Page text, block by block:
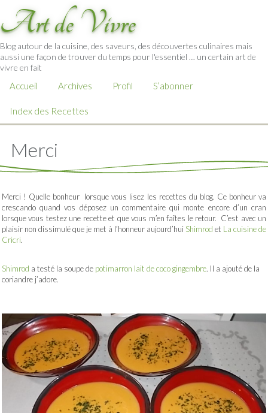
Art de Vivre
Blog autour de la cuisine, des saveurs, des découvertes culinaires mais
aussi une façon de trouver du temps pour l'essentiel … un certain art de
vivre en fait
Accueil Archives Profil S’abonner
Index des Recettes
Merci
Merci ! Quelle bonheur lorsque vous lisez les recettes du blog. Ce bonheur va
crescando quand vos déposez un commentaire qui monte encore d’un cran
lorsque vous testez une recette et que vous m’en faîtes le retour. C’est avec un
plaisir non dissimulé que je met à l’honneur aujourd’hui Shimrod et La cuisine de
Cricri.
Shimrod a testé la soupe de potimarron lait de coco gingembre. Il a ajouté de la
coriandre j’adore.